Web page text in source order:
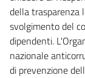
della trasparenza
svolgimento del
dipendenti.
nazionale
di prevenzione